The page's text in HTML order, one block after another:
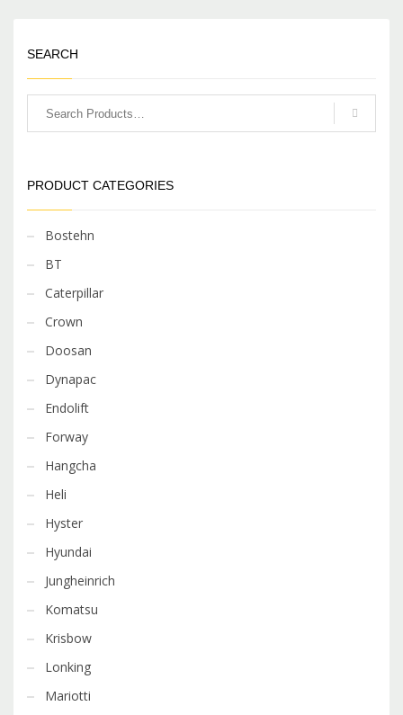
SEARCH
PRODUCT CATEGORIES
Bostehn
BT
Caterpillar
Crown
Doosan
Dynapac
Endolift
Forway
Hangcha
Heli
Hyster
Hyundai
Jungheinrich
Komatsu
Krisbow
Lonking
Mariotti